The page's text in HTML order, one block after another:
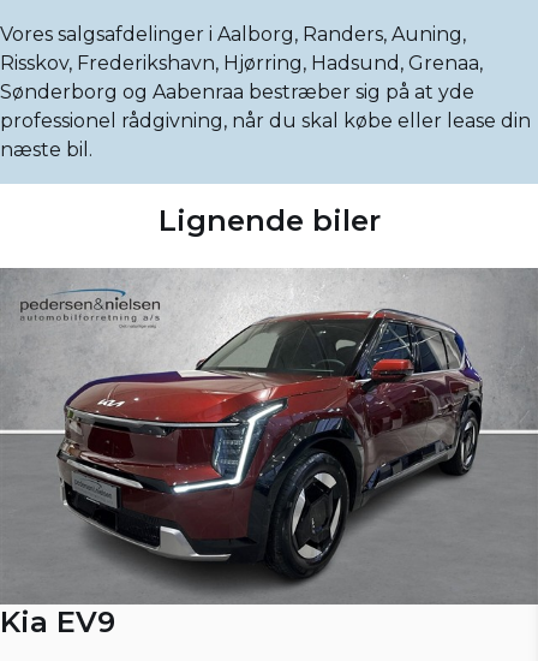
Vores salgsafdelinger i Aalborg, Randers, Auning,
Risskov, Frederikshavn, Hjørring, Hadsund, Grenaa,
Sønderborg og Aabenraa bestræber sig på at yde
professionel rådgivning, når du skal købe eller lease din
næste bil.
Lignende biler
Kia EV9